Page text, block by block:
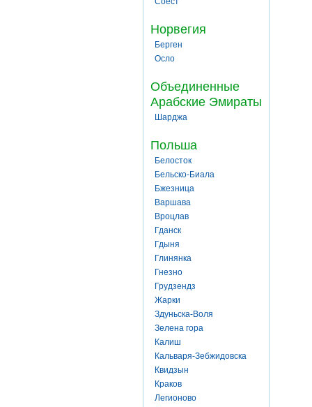
Норвегия
Берген
Осло
Объединенные
Арабские Эмираты
Шарджа
Польша
Белосток
Бельско-Биала
Бжезница
Варшава
Вроцлав
Гданск
Гдыня
Глинянка
Гнезно
Грудзендз
Жарки
Здуньска-Воля
Зелена гора
Калиш
Кальваря-Зебжидовска
Квидзын
Краков
Легионово